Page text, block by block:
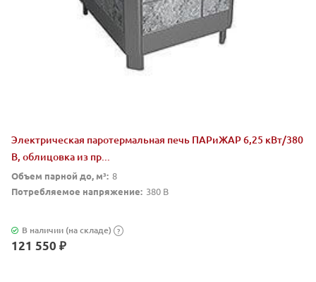
Электрическая паротермальная печь ПАРиЖАР 6,25 кВт/380
В, облицовка из пр...
Объем парной до, м³: 8
Потребляемое напряжение: 380 В
В наличии (на складе) ?
121 550 ₽